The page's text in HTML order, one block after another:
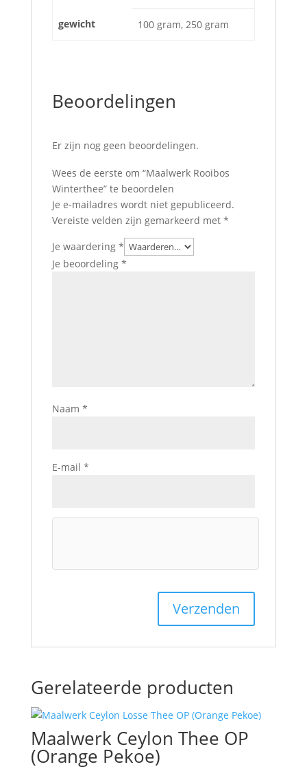
gewicht 100 gram, 250 gram
Beoordelingen
Er zijn nog geen beoordelingen.
Wees de eerste om “Maalwerk Rooibos
Winterthee” te beoordelen
Je e-mailadres wordt niet gepubliceerd.
Vereiste velden zijn gemarkeerd met *
Je waardering *
Je beoordeling *
Naam *
E-mail *
Gerelateerde producten
Maalwerk Ceylon Thee OP
(Orange Pekoe)